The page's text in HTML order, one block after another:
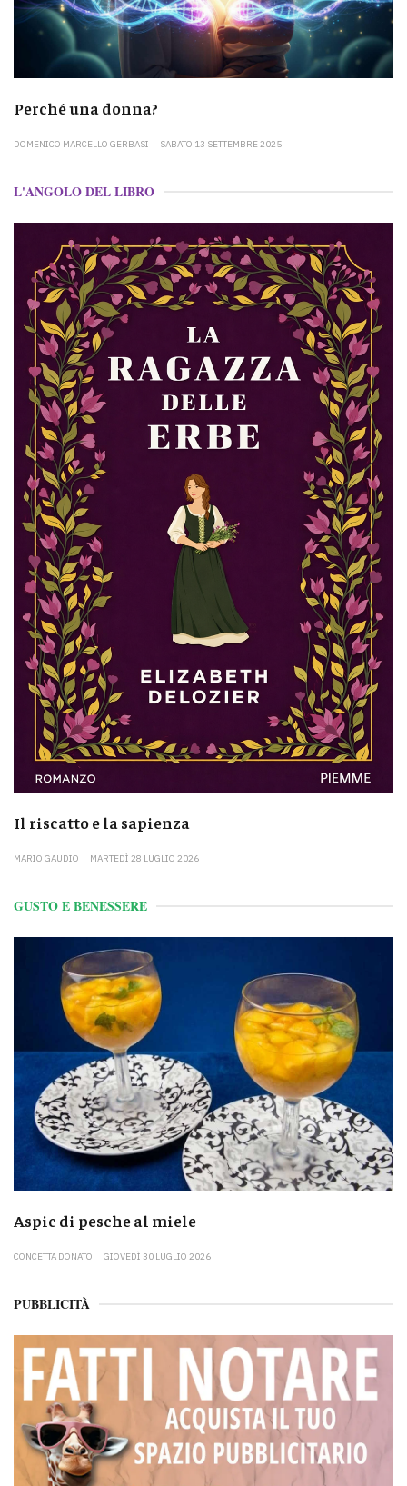
Perché una donna?
DOMENICO MARCELLO GERBASI SABATO 13 SETTEMBRE 2025
L'ANGOLO DEL LIBRO
Il riscatto e la sapienza
MARIO GAUDIO MARTEDÌ 28 LUGLIO 2026
GUSTO E BENESSERE
Aspic di pesche al miele
CONCETTA DONATO GIOVEDÌ 30 LUGLIO 2026
PUBBLICITÀ